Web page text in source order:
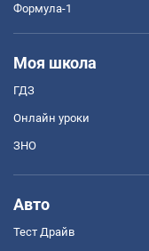
Формула-1
Моя школа
ГДЗ
Онлайн уроки
ЗНО
Авто
Тест Драйв